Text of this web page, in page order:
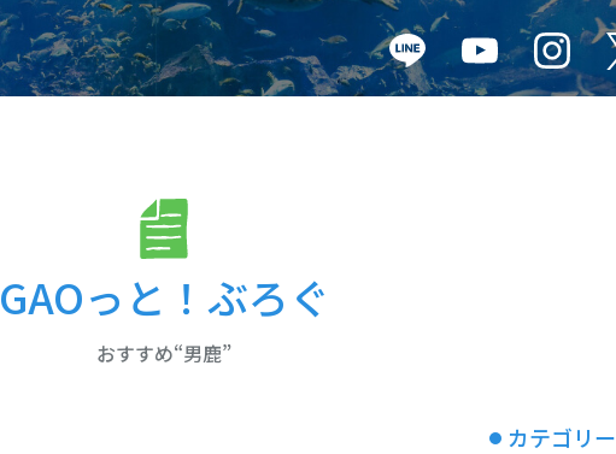
GAOっと！ぶろぐ
おすすめ“男鹿”
カテゴリー